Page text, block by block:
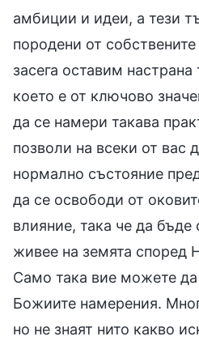
амбиции и идеи, а тези
породени от
засега оставим
което е от ключово
да се намери такава
позволи на всеки от вас
нормално състояние
да се освободи от
влияние, така че да бъде
живее на земята според
Само така вие можете да
Божиите намерения.
но не знаят нито какво